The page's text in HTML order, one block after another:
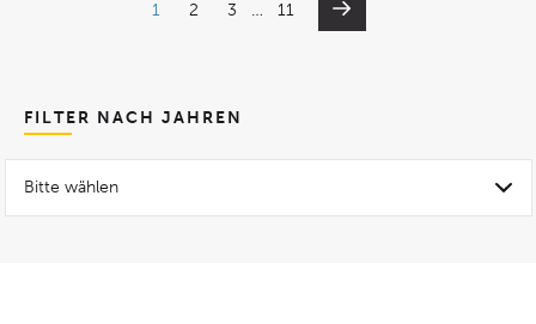
1 2 3 … 11
FILTER NACH JAHREN
Bitte wählen